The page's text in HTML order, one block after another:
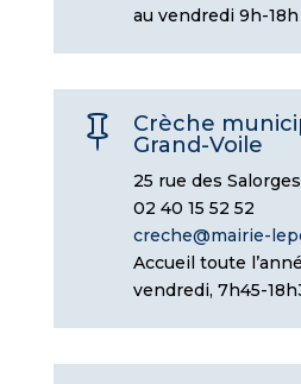
au vendredi 9h-18h

Crèche
Grand-Voile
25 rue des Salorges
02 40 15 52 52
creche@mairie-
Accueil toute
vendredi, 7h45-